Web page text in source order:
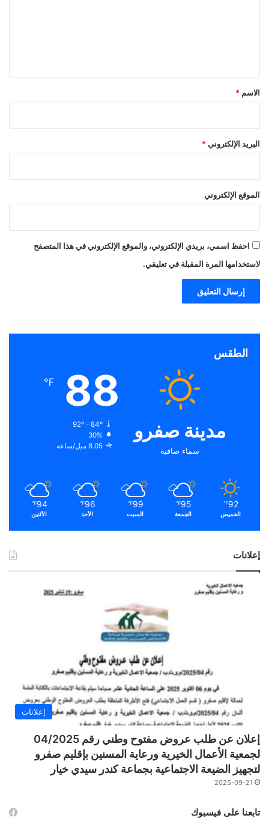
*
الاسم *
البريد الإلكتروني *
الموقع الإلكتروني
احفظ اسمي، بريدي الإلكتروني، والموقع الإلكتروني في هذا المتصفح
لاستخدامها المرة المقبلة في تعليقي.
الطقس
مدينة صفرو
سماء صافية
88
℉
92º - 84º
30%
8.05 ميل/ساعة
92
℉
الخميس
95
℉
الجمعة
99
℉
السبت
96
℉
الأحد
94
℉
الأثنين
إعلانات
إعلانات
إعلان عن طلب عروض مفتوح وطني رقم 04/2025
لجمعية الأعمال الخيرية ورعاية المسنين بإقليم صفرو
لتجهيز الضيعة الاجتماعية بجماعة كندر سيدي خيار
2025-09-21
تابعنا على فيسبوك